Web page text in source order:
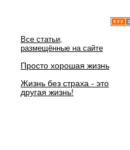
Все статьи,
размещённые на сайте
Просто хорошая жизнь
Жизнь без страха - это
другая жизнь!